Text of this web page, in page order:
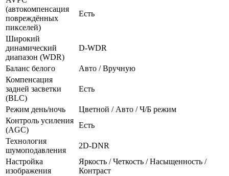
(автокомпенсация
повреждённых
пикселей)
Есть
Широкий
динамический
диапазон (WDR)
D-WDR
Баланс белого
Авто / Вручную
Компенсация
задней засветки
(BLC)
Есть
Режим день/ночь
Цветной / Авто / Ч/Б режим
Контроль усиления
(AGC)
Есть
Технология
шумоподавления
2D-DNR
Настройка
изображения
Яркость / Четкость / Насыщенность /
Контраст